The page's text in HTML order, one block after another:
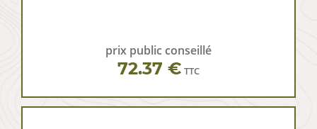
prix public conseillé
72.37 € TTC